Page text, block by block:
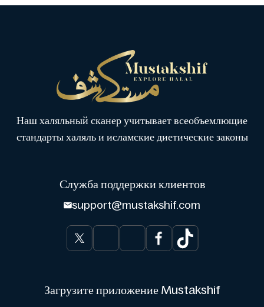
Наш халяльный сканер учитывает всеобъемлющие
стандарты халяль и исламские диетические законы
Служба поддержки клиентов
support@mustakshif.com
Загрузите приложение Mustakshif